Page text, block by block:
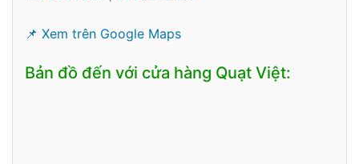
📌 Xem trên Google Maps
Bản đồ đến với cửa hàng Quạt Việt: